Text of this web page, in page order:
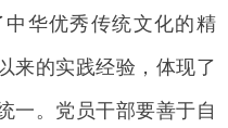
华优秀传统文化的精
来的实践经验，体现了
一。党员干部要善于自